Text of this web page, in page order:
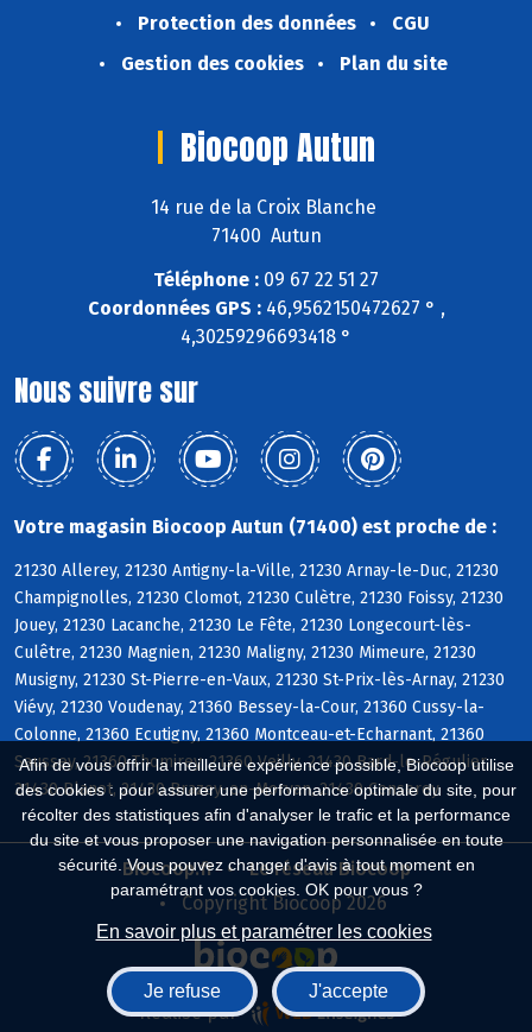
Afin de vous offrir la meilleure expérience possible, Biocoop utilise
des cookies : pour assurer une performance optimale du site, pour
récolter des statistiques afin d'analyser le trafic et la performance
du site et vous proposer une navigation personnalisée en toute
sécurité. Vous pouvez changer d'avis à tout moment en
paramétrant vos cookies. OK pour vous ?
En savoir plus et paramétrer les cookies
Je refuse J'accepte
Protection des données
CGU
Gestion des cookies
Plan du site
Biocoop Autun
14 rue de la Croix Blanche
71400 Autun
Téléphone : 09 67 22 51 27
Coordonnées GPS :46,9562150472627 ° ,
4,30259296693418 °
Nous suivre sur
Votre magasin Biocoop Autun (71400) est proche de :
21230 Allerey, 21230 Antigny-la-Ville, 21230 Arnay-le-Duc, 21230
Champignolles, 21230 Clomot, 21230 Culètre, 21230 Foissy, 21230
Jouey, 21230 Lacanche, 21230 Le Fête, 21230 Longecourt-lès-
Culêtre, 21230 Magnien, 21230 Maligny, 21230 Mimeure, 21230
Musigny, 21230 St-Pierre-en-Vaux, 21230 St-Prix-lès-Arnay, 21230
Viévy, 21230 Voudenay, 21360 Bessey-la-Cour, 21360 Cussy-la-
Colonne, 21360 Ecutigny, 21360 Montceau-et-Echarnant, 21360
Saussey, 21360 Thomirey, 21360 Veilly, 21430 Bard-le-Régulier,
21430 Blanot, 21430 Brazey-en-Morvan, 21430 Censerey
Biocoop.fr
Le réseau Biocoop
Copyright Biocoop 2026
Réalisé par